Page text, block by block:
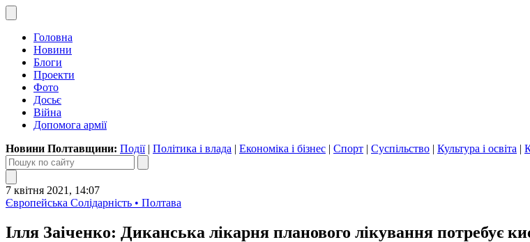
Головна
Новини
Блоги
Проекти
Фото
Досьє
Війна
Допомога армії
Новини Полтавщини: Події| Політика і влада | Економіка і бізнес | Спорт | Суспільство | Культура і освіта |
7 квітня 2021, 14:07
Європейська Солідарність • Полтава
Ілля Заіченко: Диканська лікарня планового лікування потребує